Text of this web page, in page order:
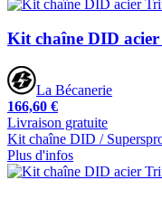
Kit chaîne DID
La Bécanerie
166,60 €
Livraison gratuite
Kit chaîne DID /
Plus d'infos